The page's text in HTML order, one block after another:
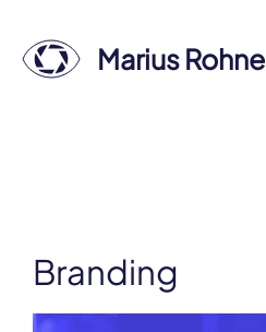
Inhalt
springen
Marius Rohne
Branding